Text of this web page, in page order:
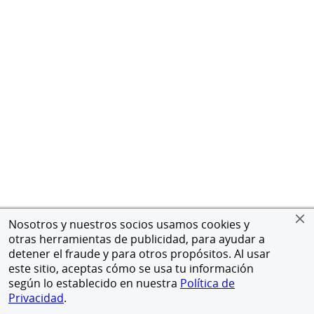
Nosotros y nuestros socios usamos cookies y
otras herramientas de publicidad, para ayudar a
detener el fraude y para otros propósitos. Al usar
este sitio, aceptas cómo se usa tu información
según lo establecido en nuestra Política de
Privacidad.